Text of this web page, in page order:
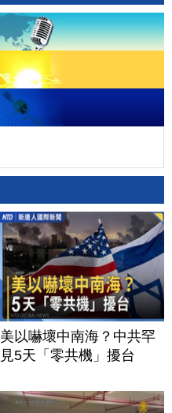
美以嚇壞中南海？中共罕
見5天「零共機」擾台